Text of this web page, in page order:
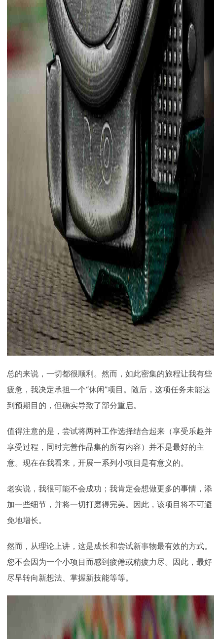
总的来说，一切都很顺利。然而，如此密集的旅程让我有些
疲惫，我决定承担一个“休闲”项目。随后，这项任务未能达
到预期目的，但确实导致了部分重启。
值得注意的是，尝试将两种工作选择结合起来（享受乐趣并
享受过程，同时完善作品集的所有内容）并不是最好的主
意。现在在我看来，开展一系列小项目是有意义的。
老实说，我很可能不会成功；我肯定会想做更多的事情，添
加一些细节，并将一切打磨得完美。因此，该项目将不可避
免地增长。
然而，从理论上讲，这是成长和尝试新事物最有效的方式。
您不会因为一个小项目而感到疲倦或精疲力尽。因此，最好
尽早转向新想法、掌握新技能等等。